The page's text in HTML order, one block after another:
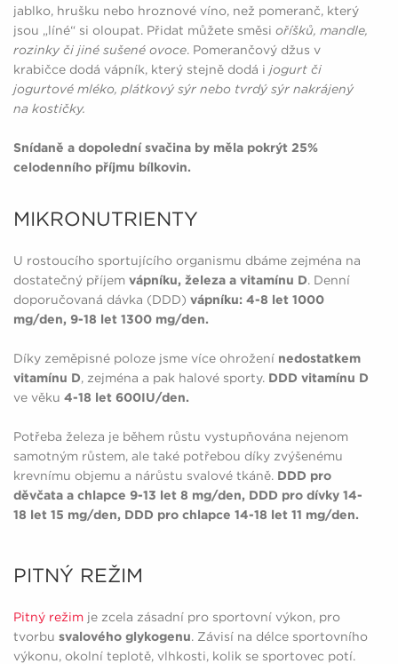
jablko, hrušku nebo hroznové víno, než pomeranč, který
jsou „líné“ si oloupat. Přidat můžete směsi oříšků, mandle,
rozinky či jiné sušené ovoce. Pomerančový džus v
krabičce dodá vápník, který stejně dodá i jogurt či
jogurtové mléko, plátkový sýr nebo tvrdý sýr nakrájený
na kostičky.
Snídaně a dopolední svačina by měla pokrýt 25%
celodenního příjmu bílkovin.
MIKRONUTRIENTY
U rostoucího sportujícího organismu dbáme zejména na
dostatečný příjem vápníku, železa a vitamínu D. Denní
doporučovaná dávka (DDD) vápníku: 4-8 let 1000
mg/den, 9-18 let 1300 mg/den.
Díky zeměpisné poloze jsme více ohrožení nedostatkem
vitamínu D, zejména a pak halové sporty. DDD vitamínu D
ve věku 4-18 let 600IU/den.
Potřeba železa je během růstu vystupňována nejenom
samotným růstem, ale také potřebou díky zvýšenému
krevnímu objemu a nárůstu svalové tkáně. DDD pro
děvčata a chlapce 9-13 let 8 mg/den, DDD pro dívky 14-
18 let 15 mg/den, DDD pro chlapce 14-18 let 11 mg/den.
PITNÝ REŽIM
Pitný režim je zcela zásadní pro sportovní výkon, pro
tvorbu svalového glykogenu. Závisí na délce sportovního
výkonu, okolní teplotě, vlhkosti, kolik se sportovec potí.